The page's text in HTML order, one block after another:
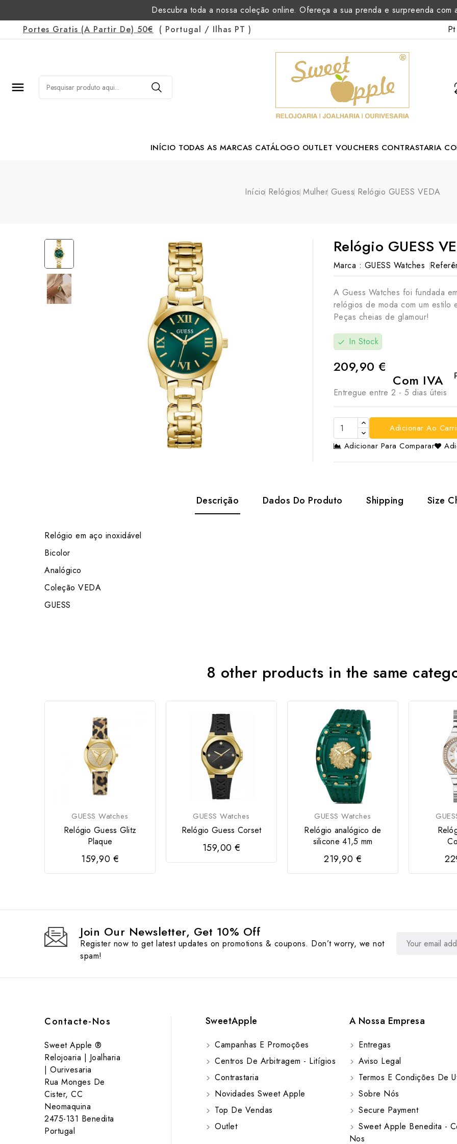
Descubra toda a nossa coleção online. Ofereça a sua prenda e surpreenda com
Portes Gratis (a Partir De) 50€ ( Portugal / Ilhas PT ) Pt

INÍCIO TODAS AS MARCAS CATÁLOGO OUTLET VOUCHERS CONTRASTARIA
Início Relógios Mulher Guess Relógio GUESS VEDA
Relógio GUESS
Marca : GUESS Watches
A Guess Watches foi fundada
relógios de moda com um estilo
Peças cheias de glamour!
check In Stock
209,90 €
Com IVA
Entregue entre 2 - 5 dias úteis
Adicionar Ao
Adicionar Para Comparar
Descrição Dados Do Produto Shipping Size
Relógio em aço inoxidável
Bicolor
Analógico
Coleção VEDA
GUESS
8 other products in the same
GUESS Watches
Relógio Guess Glitz
Plaque
159,90 €
GUESS Watches
Relógio Guess Corset
159,00 €
GUESS Watches
Relógio analógico de
silicone 41,5 mm
219,90 €
Join Our Newsletter, Get 10% Off
Register now to get latest updates on promotions & coupons. Don’t worry, we not
spam!
Contacte-Nos
Sweet Apple ®
Relojoaria | Joalharia
| Ourivesaria
Rua Monges De
Cister, CC
Neomaquina
2475-131 Benedita
Portugal
SweetApple
Campanhas E Promoções
Centros De Arbitragem - Litígios
Contrastaria
Novidades Sweet Apple
Top De Vendas
Outlet
A Nossa Empresa
Entregas
Aviso Legal
Termos E Condições De
Sobre Nós
Secure Payment
Sweet Apple Benedita -
Nos